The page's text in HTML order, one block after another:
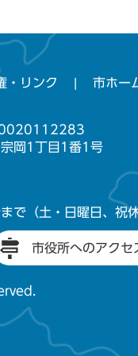
・リンク 市ホー
岡1丁目1番1号
で（土・日曜日、祝
市役所へのアクセ